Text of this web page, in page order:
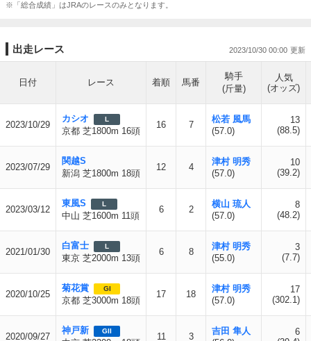
※「総合成績」はJRAのレースのみとなります。
出走レース 2023/10/30 00:00
日付 レース 着順 馬番
騎手
(斤量)
人気
(オッズ)
2023/10/29
カシオ L
京都 芝1800m 16頭
16 7
松若 風馬
(57.0)
13
(88.5)
2023/07/29
関越S
新潟 芝1800m 18頭
12 4
津村 明秀
(57.0)
10
(39.2)
2023/03/12
東風S L
中山 芝1600m 11頭
6 2
横山 琉人
(57.0)
8
(48.2)
2021/01/30
白富士 L
東京 芝2000m 13頭
6 8
津村 明秀
(55.0)
3
(7.7)
2020/10/25
菊花賞 GI
京都 芝3000m 18頭
17 18
津村 明秀
(57.0)
17
(302.1)
2020/09/27
神戸新 GII
11 3
吉田 隼人
6